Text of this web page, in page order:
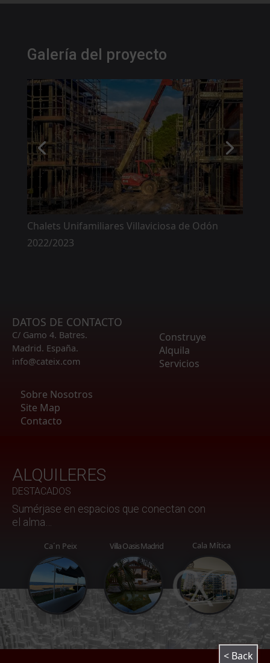
Galería del proyecto
Chalets Unifamiliares Villaviciosa de Odón
2022/2023
DATOS DE CONTACTO
C/ Gamo 4. Batres.
Madrid. España.
info@cateix.com

Construye
P
Alquila
P
Servicios
P
Sobre Nosotros
P
Site Map
P
Contacto
ALQUILERES
DESTACADOS
Sumérjase en espacios que conectan con
el alma…
Ca´n Peix Villa Oasis Madrid Cala Mítica
Política de privacidad
< Back